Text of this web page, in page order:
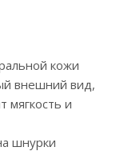
кожи
внешний вид,
мягкость и
шнурки